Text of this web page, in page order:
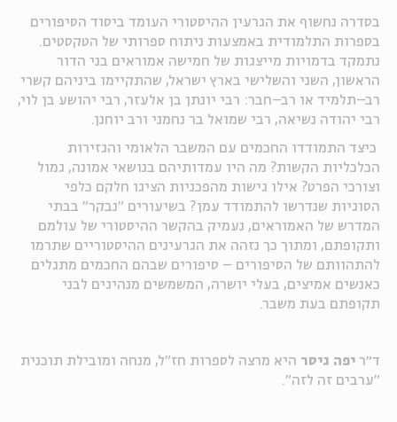
בסדרה נחשוף את הגרעין ההיסטורי העומד ביסוד הסיפורים
בספרות התלמודית באמצעות ניתוח ספרותי של הטקסטים.
נתמקד בדמויות מייצגות של חמישה אמוראים בני הדור
הראשון, השני והשלישי בארץ ישראל, שהתקיימו ביניהם קשרי
רב–תלמיד או רב–חבר: רבי יונתן בן אלעזר, רבי יהושע בן לוי,
רבי יהודה נשיאה, רבי שמואל בר נחמני ורב יוחנן.
כיצד התמודדו החכמים עם המשבר הלאומי והגזירות
הכלכליות הקשות? מה היו עמדותיהם בנושאי אמונה, גמול
וצורכי הפרט? אילו גישות מהפכניות הציגו חלקם כלפי
הסוגיות שנדרשו להתמודד עמן? בשיעורים "נבקר" בבתי
המדרש של האמוראים, נעמיק בהקשר ההיסטורי של עולמם
ותקופתם, ומתוך כך נזהה את הגרעינים ההיסטוריים שתרמו
להתהוותם של הסיפורים – סיפורים שבהם החכמים מתגלים
כאנשים אמיצים, בעלי יושרה, המשמשים מנהיגים לבני
תקופתם בעת משבר.
ד״ר יפה גיסר היא מרצה לספרות חז"ל, מנחה ומובילת תוכנית
"ערבים זה לזה".